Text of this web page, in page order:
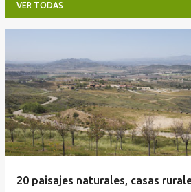
VER TODAS
n
t
r
a
d
20 paisajes naturales, casas